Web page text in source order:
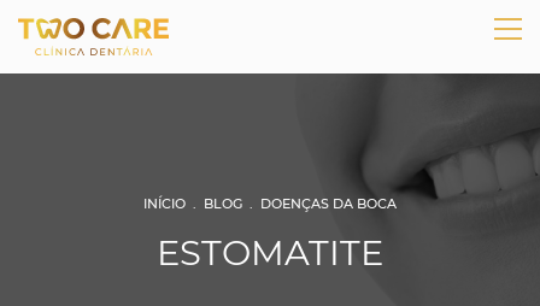
INÍCIO . BLOG . DOENÇAS DA BOCA
ESTOMATITE